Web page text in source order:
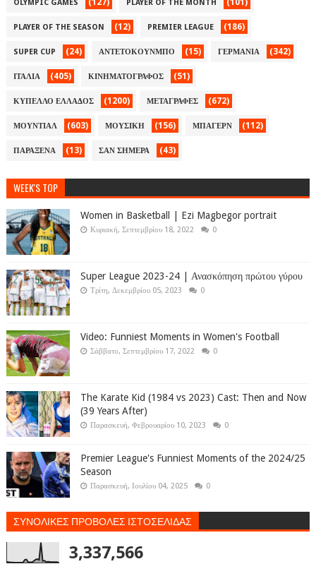
OLYMPIC GAMES (127) PLAYER OF THE MONTH (101)
PLAYER OF THE SEASON (12) PREMIER LEAGUE (186)
SUPER CUP (24) ΑΝΤΕΤΟΚΟΥΝΜΠΟ (15) ΓΕΡΜΑΝΙΑ (342)
ΙΤΑΛΙΑ (405) ΚΙΝΗΜΑΤΟΓΡΑΦΟΣ (51)
ΚΥΠΕΛΛΟ ΕΛΛΑΔΟΣ (1200) ΜΕΤΑΓΡΑΦΕΣ (672)
ΜΟΥΝΤΙΑΛ (603) ΜΟΥΣΙΚΗ (156) ΜΠΑΓΕΡΝ (112)
ΠΑΡΑΞΕΝΑ (13) ΣΑΝ ΣΗΜΕΡΑ (43)
WEEK'S TOP
Women in Basketball | Ezi Magbegor portrait
Κυριακή, Σεπτεμβρίου 18, 2022 0
Super League 2023-24 | Ανασκόπηση πρώτου γύρου
Τρίτη, Δεκεμβρίου 05, 2023 0
Video: Funniest Moments in Women's Football
Σάββατο, Σεπτεμβρίου 17, 2022 0
The Karate Kid (1984 vs 2023) Cast: Then and Now
(39 Years After)
Παρασκευή, Φεβρουαρίου 10, 2023 0
Premier League's Funniest Moments of the 2024/25
Season
Παρασκευή, Ιουλίου 04, 2025 0
ΣΥΝΟΛΙΚΕΣ ΠΡΟΒΟΛΕΣ ΙΣΤΟΣΕΛΙΔΑΣ
3,337,566